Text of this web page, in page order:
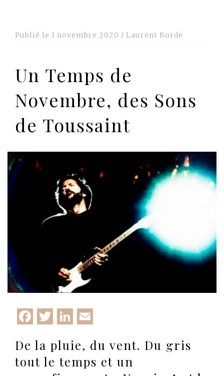
Publié le 1 novembre 2020 / Laurent Borde
Un Temps de
Novembre, des Sons
de Toussaint
Facebook
Twitter
LinkedIn
De la pluie, du vent. Du gris
tout le temps et un